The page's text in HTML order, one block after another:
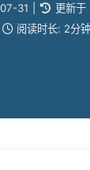
31 更新于
阅读时长: 2分钟